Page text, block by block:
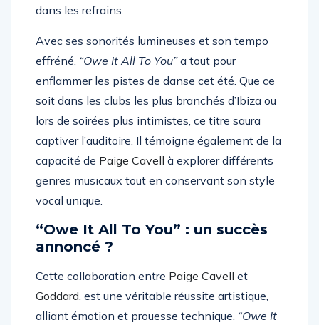
Cavell, qui s’exprime avec brio, notamment
Avec ses sonorités lumineuses et son tempo
effréné,“Owe It All To You”a tout pour
enflammer les pistes de danse cet été. Que ce
soit dans les clubs les plus branchés d’Ibiza ou
lors de soirées plus intimistes, ce titre saura
captiver l’auditoire. Il témoigne également de la
capacité dePaige Cavell à explorer différents
genres musicaux tout en conservant son style
“Owe It All To You” : un succès
Cette collaboration entrePaige Cavellet
Goddard.est une véritable réussite artistique,